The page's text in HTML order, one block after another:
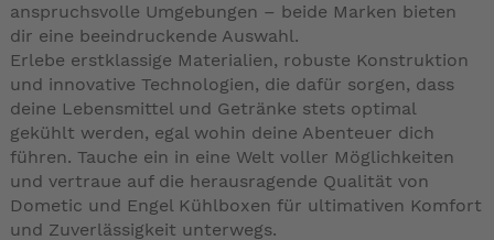
anspruchsvolle Umgebungen – beide Marken bieten
dir eine beeindruckende Auswahl.
Erlebe erstklassige Materialien, robuste Konstruktion
und innovative Technologien, die dafür sorgen, dass
deine Lebensmittel und Getränke stets optimal
gekühlt werden, egal wohin deine Abenteuer dich
führen. Tauche ein in eine Welt voller Möglichkeiten
und vertraue auf die herausragende Qualität von
Dometic und Engel Kühlboxen für ultimativen Komfort
und Zuverlässigkeit unterwegs.